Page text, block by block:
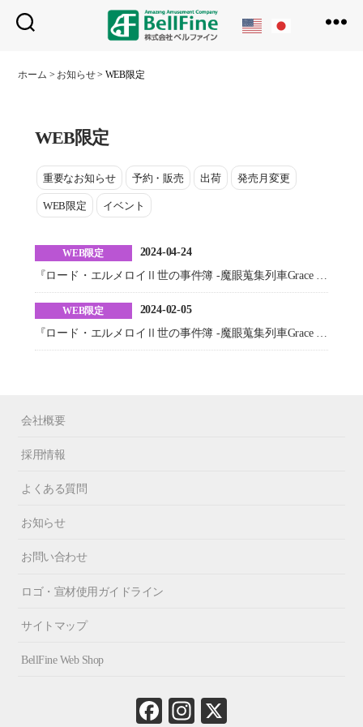
ホーム > お知らせ> WEB限定
WEB限定
重要なお知らせ 予約・販売 出荷 発売月変更
WEB限定 イベント
WEB限定
2024-04-24
『ロード・エルメロイⅡ世の事件簿 -魔眼蒐集列車Grace note-』オルガマリー 二次予約開始いたしました
WEB限定
2024-02-05
『ロード・エルメロイⅡ世の事件簿 -魔眼蒐集列車Grace note-』オルガマリー 予約開始いたしました
会社概要
採用情報
よくある質問
お知らせ
お問い合わせ
ロゴ・宣材使用ガイドライン
サイトマップ
BellFine Web Shop
Fa
ce
In
st